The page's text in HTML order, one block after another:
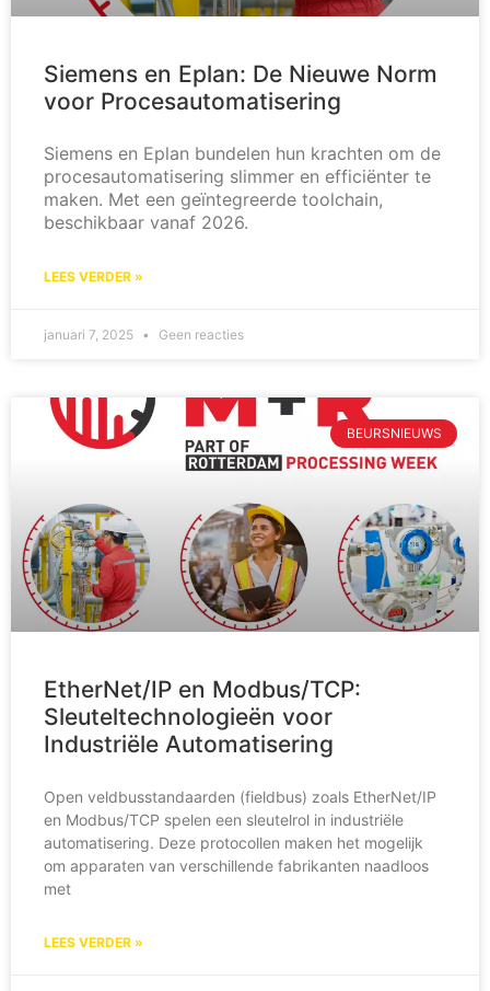
Siemens en Eplan: De Nieuwe Norm
voor Procesautomatisering
Siemens en Eplan bundelen hun krachten om de
procesautomatisering slimmer en efficiënter te
maken. Met een geïntegreerde toolchain,
beschikbaar vanaf 2026.
LEES VERDER »
januari 7, 2025 Geen reacties
BEURSNIEUWS
EtherNet/IP en Modbus/TCP:
Sleuteltechnologieën voor
Industriële Automatisering​
Open veldbusstandaarden (fieldbus) zoals EtherNet/IP
en Modbus/TCP spelen een sleutelrol in industriële
automatisering. Deze protocollen maken het mogelijk
om apparaten van verschillende fabrikanten naadloos
met
LEES VERDER »